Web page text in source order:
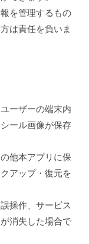
を管理するもの
は責任を負いま
ーザーの端末内
ール画像が保存
他本アプリに保
アップ・復元を
操作、サービス
消失した場合で